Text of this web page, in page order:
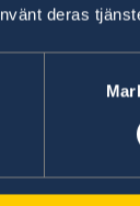
deras
för alla